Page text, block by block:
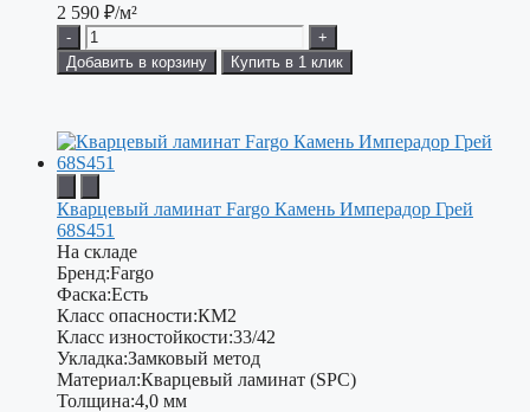
2 590 ₽/м²
-
+
Добавить в корзину
Купить в 1 клик
Кварцевый ламинат Fargo Камень Имперадор Грей
68S451
На складе
Бренд:Fargo
Фаска:Есть
Класс опасности:КМ2
Класс изностойкости:33/42
Укладка:Замковый метод
Материал:Кварцевый ламинат (SPC)
Толщина:4,0 мм